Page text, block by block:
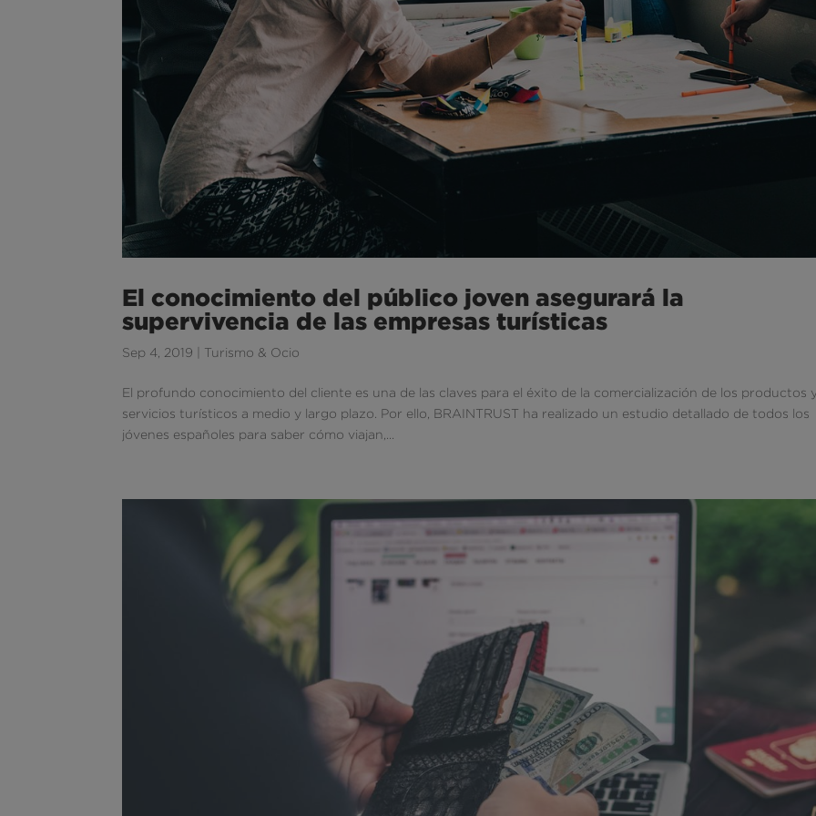
El conocimiento del público joven asegurará la
supervivencia de las empresas turísticas
Sep 4, 2019 Turismo & Ocio
El profundo conocimiento del cliente es una de las claves para el éxito de la comercialización de los productos
servicios turísticos a medio y largo plazo. Por ello, BRAINTRUST ha realizado un estudio detallado de todos los
jóvenes españoles para saber cómo viajan,...